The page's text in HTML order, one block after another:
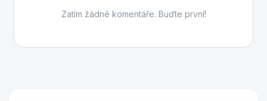
Zatím žádné komentáře. Buďte první!